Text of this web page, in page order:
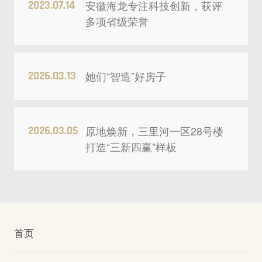
2023.07.14
安徽海龙专注科技创新，获评
多项省级荣誉
2026.03.13 她们“智造”好房子
2026.03.05 原地焕新，三里河一区28号楼
打造“三新四赢”样板
首页